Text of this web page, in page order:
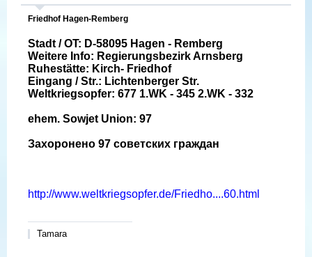
Friedhof Hagen-Remberg
Stadt / OT: D-58095 Hagen - Remberg
Weitere Info: Regierungsbezirk Arnsberg
Ruhestätte: Kirch- Friedhof
Eingang / Str.: Lichtenberger Str.
Weltkriegsopfer: 677 1.WK - 345 2.WK - 332
ehem. Sowjet Union: 97
Захоронено 97 советских граждан
http://www.weltkriegsopfer.de/Friedho....60.html
Tamara